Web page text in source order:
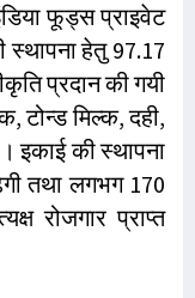
फूड्स प्राइवेट
स्थापना हेतु 97.17
प्रदान की गयी
टोन्ड मिल्क, दही,
इकाई की स्थापना
तथा लगभग 170
रोजगार प्राप्त